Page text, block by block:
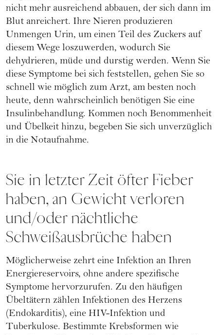
nicht mehr ausreichend abbauen, der sich dann im
Blut anreichert. Ihre Nieren produzieren
Unmengen Urin, um einen Teil des Zuckers auf
diesem Wege loszuwerden, wodurch Sie
dehydrieren, müde und durstig werden. Wenn Sie
diese Symptome bei sich feststellen, gehen Sie so
schnell wie möglich zum Arzt, am besten noch
heute, denn wahrscheinlich benötigen Sie eine
Insulinbehandlung. Kommen noch Benommenheit
und Übelkeit hinzu, begeben Sie sich unverzüglich
in die Notaufnahme.
Sie in letzter Zeit öfter Fieber
haben, an Gewicht verloren
und/oder nächtliche
Schweißausbrüche haben
Möglicherweise zehrt eine Infektion an Ihren
Energiereservoirs, ohne andere spezifische
Symptome hervorzurufen. Zu den häufigen
Übeltätern zählen Infektionen des Herzens
(Endokarditis), eine HIV-Infektion und
Tuberkulose. Bestimmte Krebsformen wie